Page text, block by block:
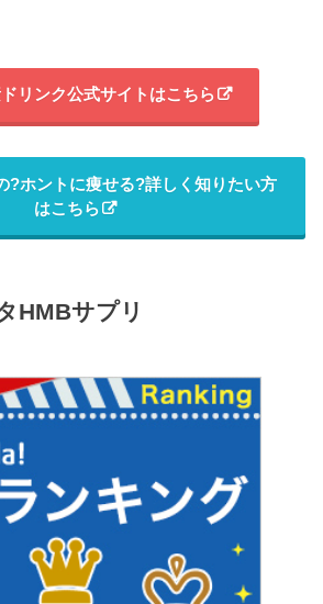
リンク公式サイトはこちら
?ホントに痩せる?詳しく知りたい方
はこちら
HMBサプリ